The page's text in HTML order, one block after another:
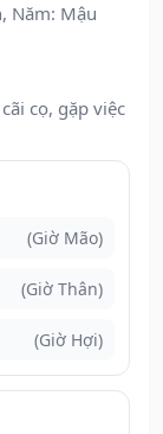
Năm: Mậu
cọ, gặp việc
(Giờ Mão)
(Giờ Thân)
(Giờ Hợi)